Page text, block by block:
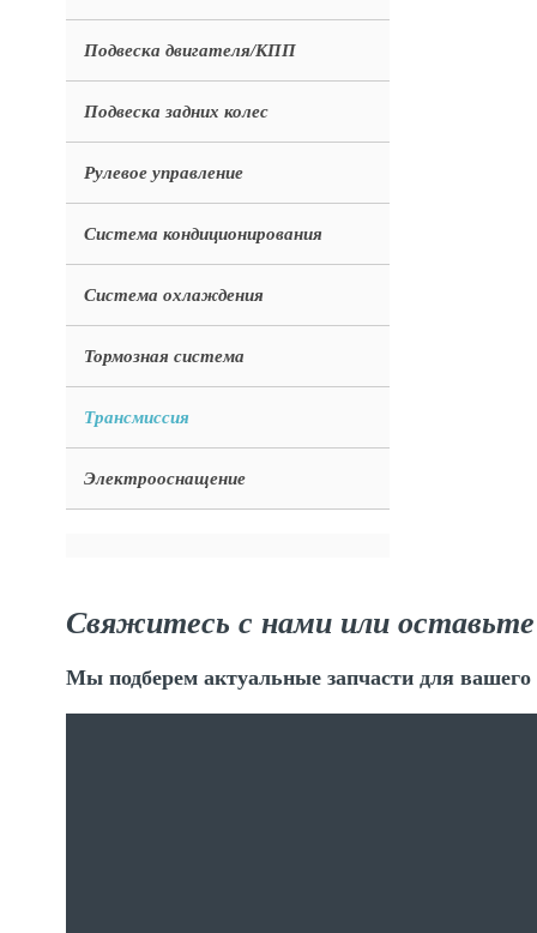
Подвеска двигателя/КПП
Подвеска задних колес
Рулевое управление
Система кондиционирования
Система охлаждения
Тормозная система
Трансмиссия
Электрооснащение
Свяжитесь с нами или оставьте
Мы подберем актуальные запчасти для вашего